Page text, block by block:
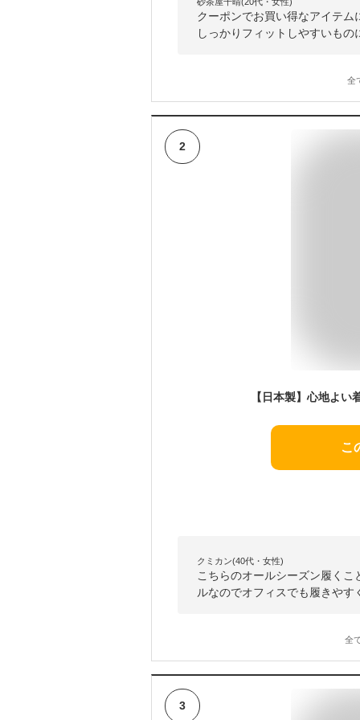
クーポンでお買い得なアイテ
しっかりフィットしやすいもの
全
2
こ
クミカン(40代・女性)
こちらのオールシーズン履く
ルなのでオフィスでも履きや
全
3